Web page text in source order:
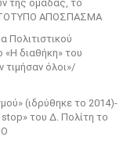
της ομάδας, το
ΑΠΟΣΠΑΣΜΑ
διαθήκη» του
τιμήσαν όλοι»/
(ιδρύθηκε το 2014)-
του Δ. Πολίτη το